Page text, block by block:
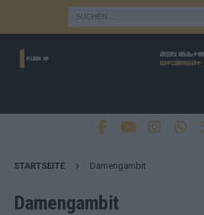
STARTSEITE Damengambit
Damengambit